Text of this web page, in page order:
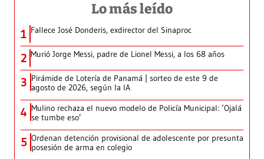
Lo más leído
1 Fallece José Donderis, exdirector del Sinaproc
2 Murió Jorge Messi, padre de Lionel Messi, a los 68 años
3 Pirámide de Lotería de Panamá | sorteo de este 9 de
agosto de 2026, según la IA
4 Mulino rechaza el nuevo modelo de Policía Municipal: ‘Ojalá
se tumbe eso’
5 Ordenan detención provisional de adolescente por presunta
posesión de arma en colegio